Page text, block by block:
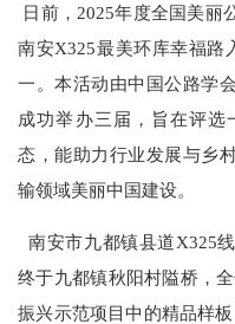
日前，2025年度全国美丽
南安X325最美环库幸福路
一。本活动由中国公路学
成功举办三届，旨在评
态，能助力行业发展与乡
输领域美丽中国建设。
南安市九都镇县道X325
终于九都镇秋阳村隘桥，
振兴示范项目中的精品样